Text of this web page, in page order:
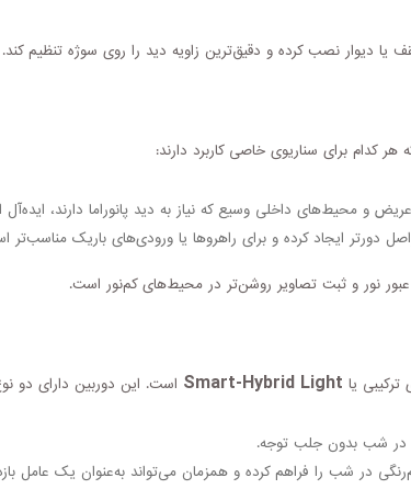
یا دیوار نصب کرده و دقیق‌ترین زاویه دید را روی سوژه تنظیم کند.
کدام برای سناریوی خاصی کاربرد دارند:
و محیط‌های داخلی وسیع که نیاز به دید پانوراما دارند،
دورتر ایجاد کرده و برای راهروها یا ورودی‌های باریک مناسب‌تر
عبور نور و ثبت تصاویر روشن‌تر در محیط‌های کم‌نور است.
ترکیبی یا Smart-Hybrid Light است. این دوربین دارای دو
در شب بدون جلب توجه.
در شب را فراهم کرده و همزمان می‌تواند به‌عنوان یک عامل